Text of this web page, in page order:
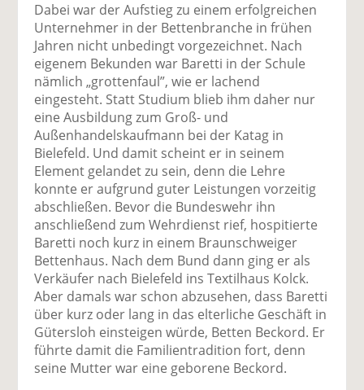
Dabei war der Aufstieg zu einem erfolgreichen
Unternehmer in der Bettenbranche in frühen
Jahren nicht unbedingt vorgezeichnet. Nach
eigenem Bekunden war Baretti in der Schule
nämlich „grottenfaul”, wie er lachend
eingesteht. Statt Studium blieb ihm daher nur
eine Ausbildung zum Groß- und
Außenhandelskaufmann bei der Katag in
Bielefeld. Und damit scheint er in seinem
Element gelandet zu sein, denn die Lehre
konnte er aufgrund guter Leistungen vorzeitig
abschließen. Bevor die Bundeswehr ihn
anschließend zum Wehrdienst rief, hospitierte
Baretti noch kurz in einem Braunschweiger
Bettenhaus. Nach dem Bund dann ging er als
Verkäufer nach Bielefeld ins Textilhaus Kolck.
Aber damals war schon abzusehen, dass Baretti
über kurz oder lang in das elterliche Geschäft in
Gütersloh einsteigen würde, Betten Beckord. Er
führte damit die Familientradition fort, denn
seine Mutter war eine geborene Beckord.